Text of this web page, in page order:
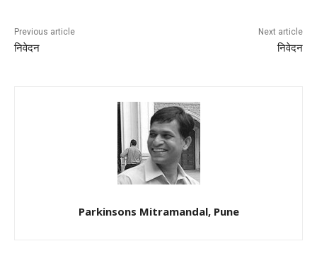
Previous article
निवेदन
Next article
निवेदन
Parkinsons Mitramandal, Pune